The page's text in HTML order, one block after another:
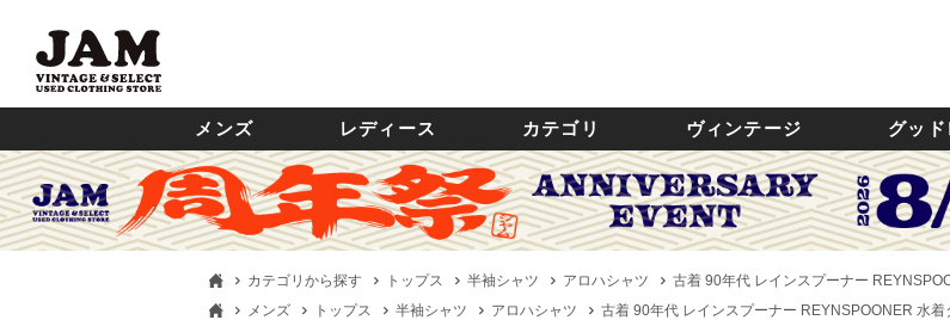
メンズ レディース カテゴリ ヴィンテージ グッ
カテゴリから探す トップス 半袖シャツ アロハシャツ
古着 90年代 レインスプーナー
メンズ
トップス 半袖シャツ アロハシャツ
古着 90年代 レインスプーナー REYNSPOONER 水